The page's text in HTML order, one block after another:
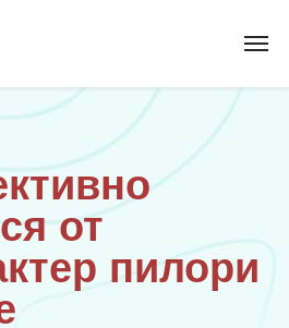
от
пилори